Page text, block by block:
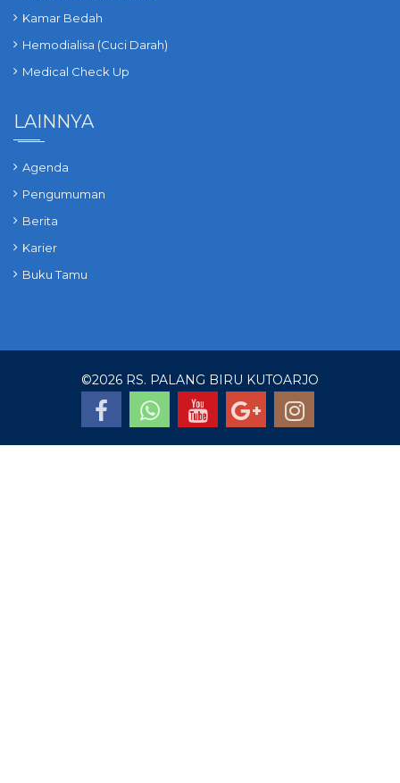
Kamar Bedah
Hemodialisa (Cuci Darah)
Medical Check Up
LAINNYA
Agenda
Pengumuman
Berita
Karier
Buku Tamu
©2026 RS. PALANG BIRU KUTOARJO